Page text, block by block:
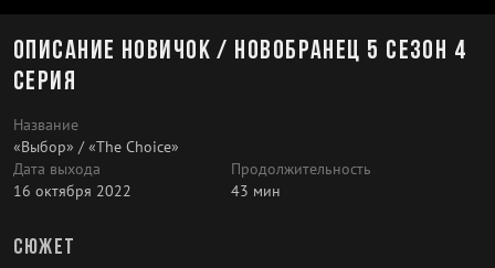
Описание Новичок / Новобранец 5 сезон 4
серия
Название
«Выбор» / «The Choice»
Дата выхода
16 октября 2022
Продолжительность
43 мин
Сюжет